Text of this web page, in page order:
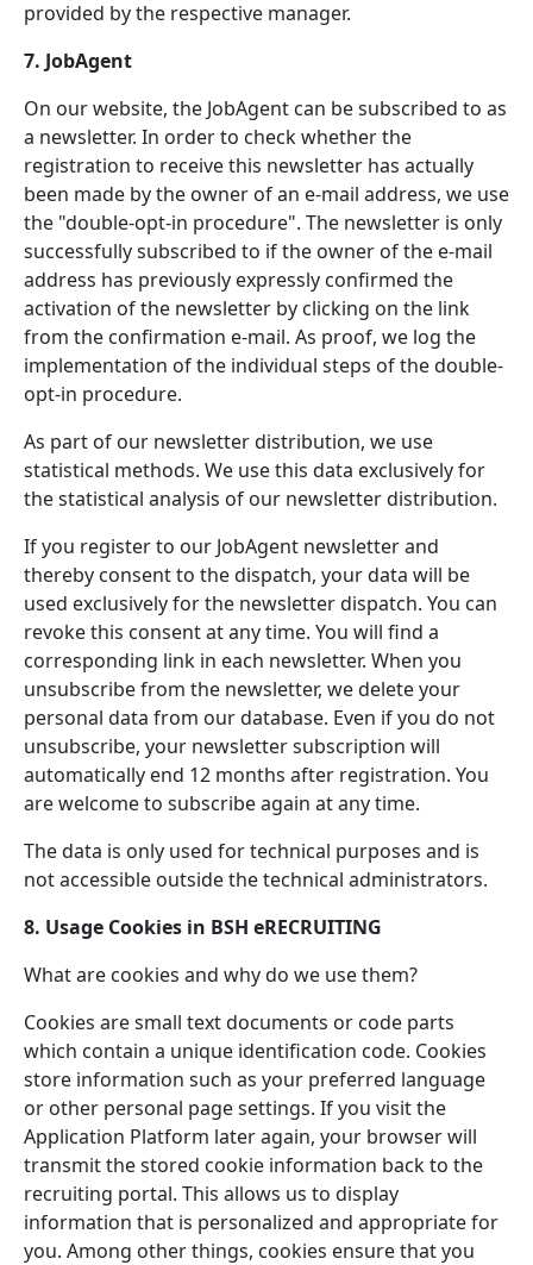
provided by the respective manager.
7. JobAgent
On our website, the JobAgent can be subscribed to as
a newsletter. In order to check whether the
registration to receive this newsletter has actually
been made by the owner of an e-mail address, we use
the "double-opt-in procedure". The newsletter is only
successfully subscribed to if the owner of the e-mail
address has previously expressly confirmed the
activation of the newsletter by clicking on the link
from the confirmation e-mail. As proof, we log the
implementation of the individual steps of the double-
opt-in procedure.
As part of our newsletter distribution, we use
statistical methods. We use this data exclusively for
the statistical analysis of our newsletter distribution.
If you register to our JobAgent newsletter and
thereby consent to the dispatch, your data will be
used exclusively for the newsletter dispatch. You can
revoke this consent at any time. You will find a
corresponding link in each newsletter. When you
unsubscribe from the newsletter, we delete your
personal data from our database. Even if you do not
unsubscribe, your newsletter subscription will
automatically end 12 months after registration. You
are welcome to subscribe again at any time.
The data is only used for technical purposes and is
not accessible outside the technical administrators.
8. Usage Cookies in BSH eRECRUITING
What are cookies and why do we use them?
Cookies are small text documents or code parts
which contain a unique identification code. Cookies
store information such as your preferred language
or other personal page settings. If you visit the
Application Platform later again, your browser will
transmit the stored cookie information back to the
recruiting portal. This allows us to display
information that is personalized and appropriate for
you. Among other things, cookies ensure that you